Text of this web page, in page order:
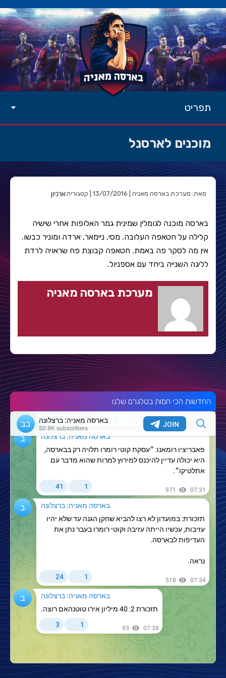
תפריט
מוכנים לארסנל
מאת: מערכת בארסה מאניה | 13/07/2016 | קטגוריה: ארכיון
בארסה מוכנה לגומלין שמינית גמר האלופות אחרי שישיה
קלילה על חטאפה העלובה. מסי, ניימאר, ארדה ומוניר כבשו.
אין מה לסקר פה באמת. חטאפה קבוצת פח שראויה לרדת
לליגה השנייה ביחד עם אספניול.
מערכת בארסה מאניה
החדשות הכי חמות בטלגרם שלנו